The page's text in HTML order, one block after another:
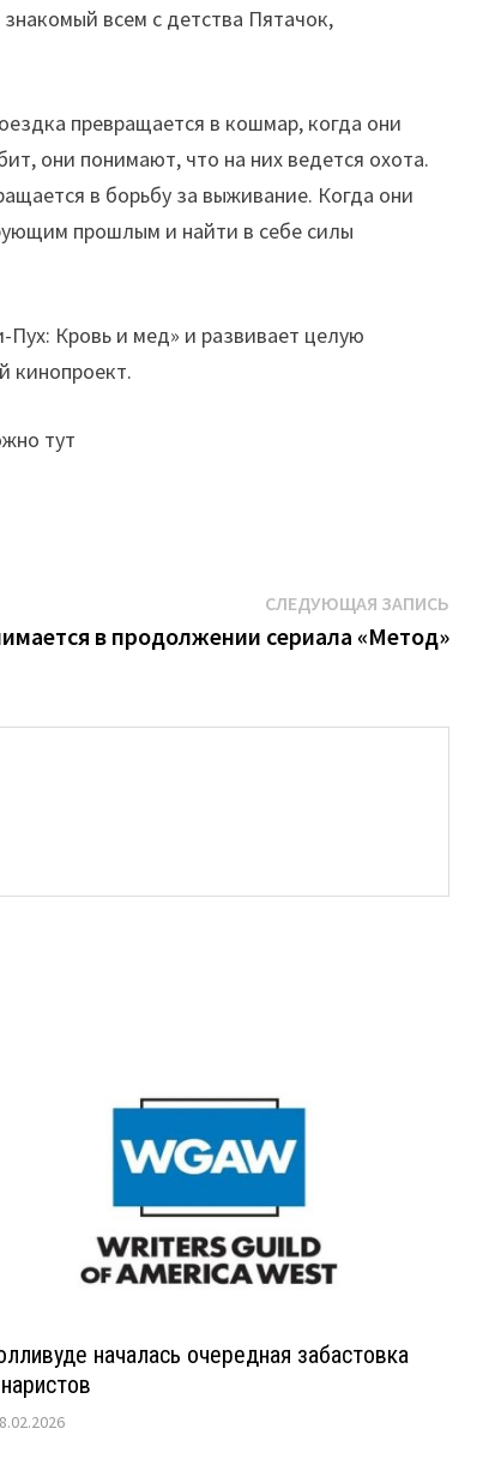
всем с детства Пятачок,
превращается в кошмар, когда они
они понимают, что на них ведется охота.
в борьбу за выживание. Когда они
прошлым и найти в себе силы
Кровь и мед» и развивает целую
кинопроект.
тут
СЛЕДУЮЩАЯ ЗАПИСЬ
в продолжении сериала «Метод»
началась очередная забастовка